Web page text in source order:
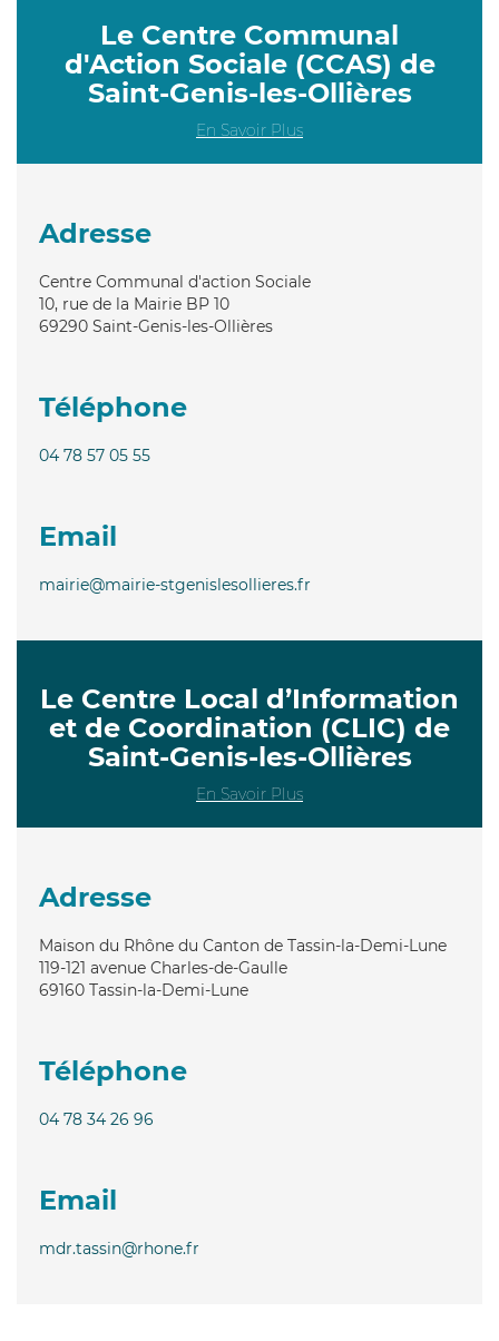
Le Centre Communal
d'Action Sociale (CCAS) de
Saint-Genis-les-Ollières
En Savoir Plus
Adresse
Centre Communal d'action Sociale
10, rue de la Mairie BP 10
69290 Saint-Genis-les-Ollières
Téléphone
04 78 57 05 55
Email
mairie@mairie-stgenislesollieres.fr
Le Centre Local d’Information
et de Coordination (CLIC) de
Saint-Genis-les-Ollières
En Savoir Plus
Adresse
Maison du Rhône du Canton de Tassin-la-Demi-Lune
119-121 avenue Charles-de-Gaulle
69160 Tassin-la-Demi-Lune
Téléphone
04 78 34 26 96
Email
mdr.tassin@rhone.fr